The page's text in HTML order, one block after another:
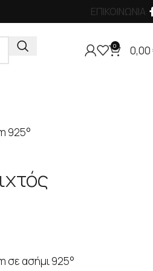
ΕΠΙΚΟΙΝΩΝΙΑ
0 0,00
925°
σε ασήμι 925°